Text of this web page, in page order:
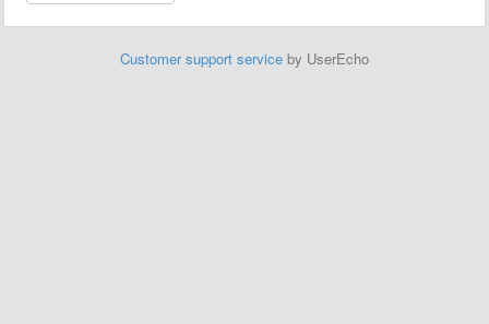
Customer support service by UserEcho